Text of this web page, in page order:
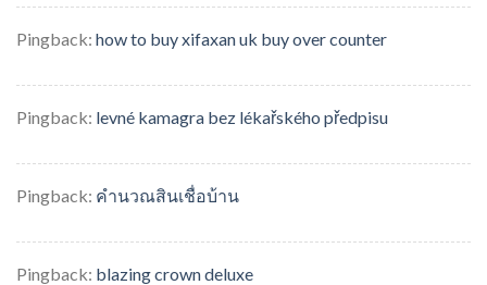
Pingback: how to buy xifaxan uk buy over counter
Pingback: levné kamagra bez lékařského předpisu
Pingback: คำนวณสินเชื่อบ้าน
Pingback: blazing crown deluxe